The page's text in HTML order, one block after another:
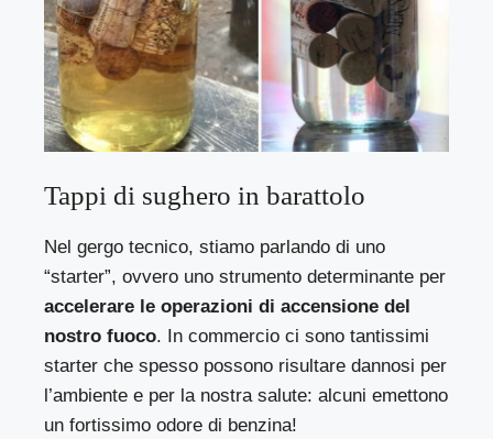
Tappi di sughero in barattolo
Nel gergo tecnico, stiamo parlando di uno
“starter”, ovvero uno strumento determinante per
accelerare le operazioni di accensione del
nostro fuoco. In commercio ci sono tantissimi
starter che spesso possono risultare dannosi per
l’ambiente e per la nostra salute: alcuni emettono
un fortissimo odore di benzina!